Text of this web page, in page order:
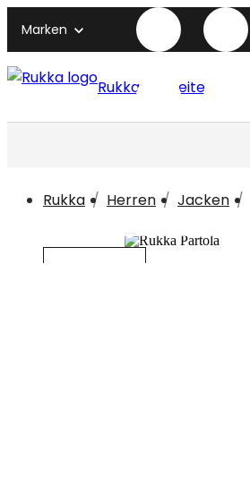
Marken
Rukka titelseite
Rukka Herren Jacken